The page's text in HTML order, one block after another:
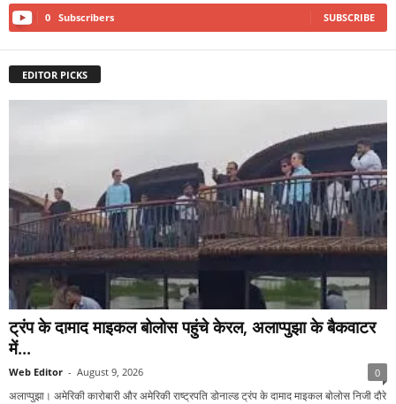
0 Subscribers SUBSCRIBE
EDITOR PICKS
ट्रंप के दामाद माइकल बोलोस पहुंचे केरल, अलाप्पुझा के बैकवाटर
में...
Web Editor - August 9, 2026 0
अलाप्पुझा। अमेरिकी कारोबारी और अमेरिकी राष्ट्रपति डोनाल्ड ट्रंप के दामाद माइकल बोलोस निजी दौरे